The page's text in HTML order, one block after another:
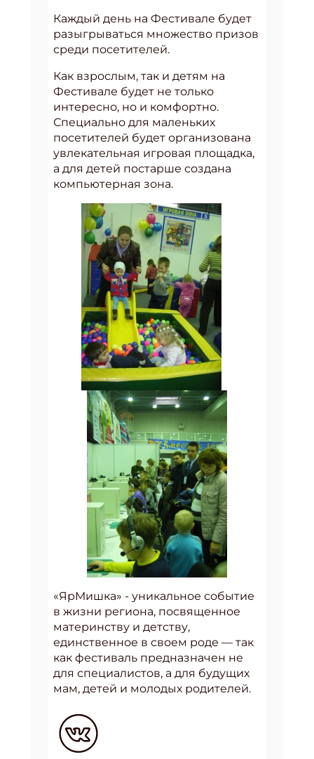
Каждый день на Фестивале будет
разыгрываться множество призов
среди посетителей.
Как взрослым, так и детям на
Фестивале будет не только
интересно, но и комфортно.
Специально для маленьких
посетителей будет организована
увлекательная игровая площадка,
а для детей постарше создана
компьютерная зона.
«ЯрМишка» - уникальное событие
в жизни региона, посвященное
материнству и детству,
единственное в своем роде — так
как фестиваль предназначен не
для специалистов, а для будущих
мам, детей и молодых родителей.